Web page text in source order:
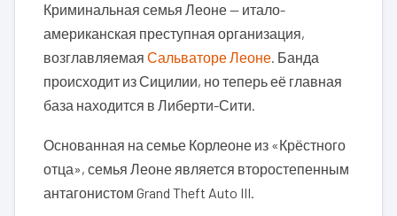
Криминальная семья Леоне — итало-
американская преступная организация,
возглавляемая Сальваторе Леоне. Банда
происходит из Сицилии, но теперь её главная
база находится в Либерти-Сити.
Основанная на семье Корлеоне из «Крёстного
отца», семья Леоне является второстепенным
антагонистом Grand Theft Auto III.